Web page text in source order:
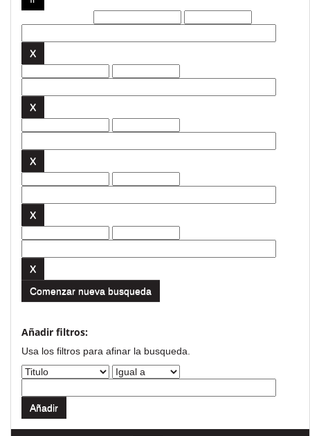
Comenzar nueva busqueda
Añadir filtros:
Usa los filtros para afinar la busqueda.